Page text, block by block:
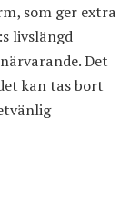
som ger extra
livslängd
Det
kan tas bort